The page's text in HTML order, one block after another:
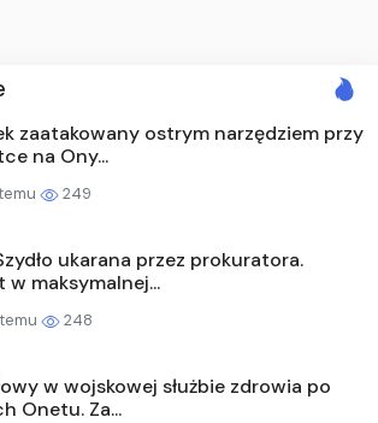
zaatakowany ostrym narzędziem przy
na Ony...
249
ukarana przez prokuratora.
w maksymalnej...
248
w wojskowej służbie zdrowia po
Onetu. Za...